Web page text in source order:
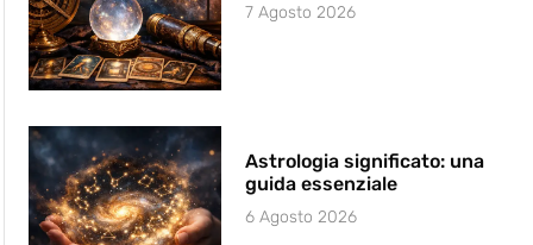
7 Agosto 2026
Astrologia significato: una
guida essenziale
6 Agosto 2026